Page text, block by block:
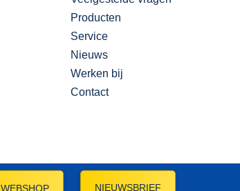
Producten
Service
Nieuws
Werken bij
Contact
WEBSHOP NIEUWSBRIEF